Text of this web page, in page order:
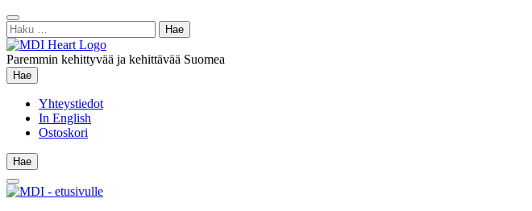
Siirry
sisältöön
Sulje
hae
Haku:
Paremmin kehittyvää ja kehittävää Suomea
Hae
Hae
Yhteystiedot
In English
Ostoskori
Hae
Hae
Main
Menu